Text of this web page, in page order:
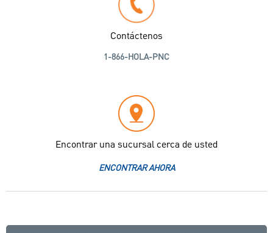
Contáctenos
1-866-HOLA-PNC
Encontrar una sucursal cerca de usted
ENCONTRAR AHORA